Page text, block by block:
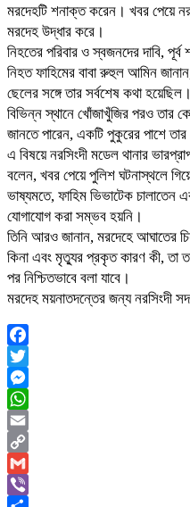
মরদেহটি শনাক্ত করেন। খবর পেয়ে
মরদেহ উদ্ধার করে।
নিহতের পরিবার ও স্বজনদের দাবি,
নিহত ফাহিমের বাবা রুহুল আমিন
ছেলের সঙ্গে তার সর্বশেষ কথা
বিভিন্ন স্থানে খোঁজাখুঁজির পরও তার
জানতে পারেন, একটি পুকুরের পাশে
এ বিষয়ে নরসিংদী মডেল থানার
বলেন, খবর পেয়ে পুলিশ ঘটনাস্থলে
ভাষ্যমতে, ফাহিম ভিভাটেক চালাতেন
যোগাযোগ করা সম্ভব হয়নি।
তিনি আরও জানান, মরদেহে আঘাতের
কিনা এবং মৃত্যুর প্রকৃত কারণ কী, তা
পর নিশ্চিতভাবে বলা যাবে।
মরদেহ ময়নাতদন্তের জন্য নরসিংদী
Facebook
Twitter
Messenger
WhatsApp
Email
Copy
Link
Gmail